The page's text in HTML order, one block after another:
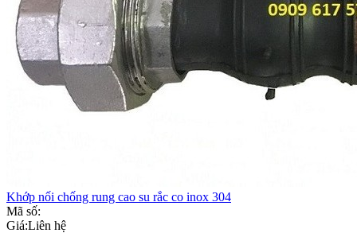
Khớp nối chống rung cao su rắc co inox 304
Mã số:
Giá:Liên hệ